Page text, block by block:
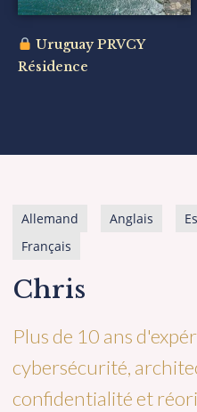
Uruguay PRVCY
Résidence
Allemand Anglais
Français
Chris
Plus de 10 ans
cybersécurité,
confidentialité et